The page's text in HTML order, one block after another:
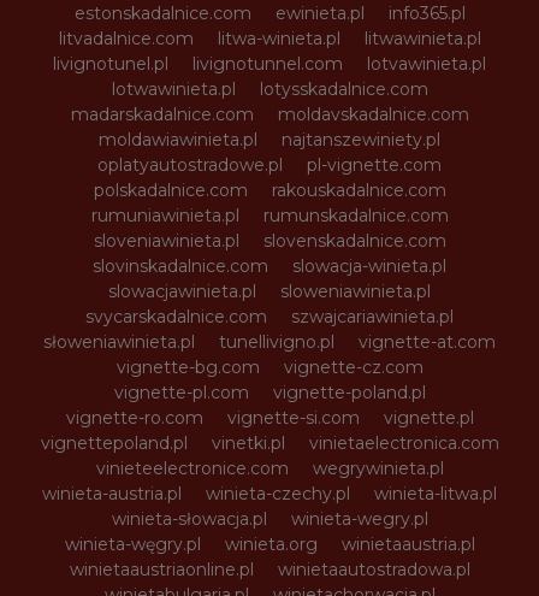
estonskadalnice.com
ewinieta.pl
info365.pl
litvadalnice.com
litwa-winieta.pl
litwawinieta.pl
livignotunel.pl
livignotunnel.com
lotvawinieta.pl
lotwawinieta.pl
lotysskadalnice.com
madarskadalnice.com
moldavskadalnice.com
moldawiawinieta.pl
najtanszewiniety.pl
oplatyautostradowe.pl
pl-vignette.com
polskadalnice.com
rakouskadalnice.com
rumuniawinieta.pl
rumunskadalnice.com
sloveniawinieta.pl
slovenskadalnice.com
slovinskadalnice.com
slowacja-winieta.pl
slowacjawinieta.pl
sloweniawinieta.pl
svycarskadalnice.com
szwajcariawinieta.pl
słoweniawinieta.pl
tunellivigno.pl
vignette-at.com
vignette-bg.com
vignette-cz.com
vignette-pl.com
vignette-poland.pl
vignette-ro.com
vignette-si.com
vignette.pl
vignettepoland.pl
vinetki.pl
vinietaelectronica.com
vinieteelectronice.com
wegrywinieta.pl
winieta-austria.pl
winieta-czechy.pl
winieta-litwa.pl
winieta-słowacja.pl
winieta-wegry.pl
winieta-węgry.pl
winieta.org
winietaaustria.pl
winietaaustriaonline.pl
winietaautostradowa.pl